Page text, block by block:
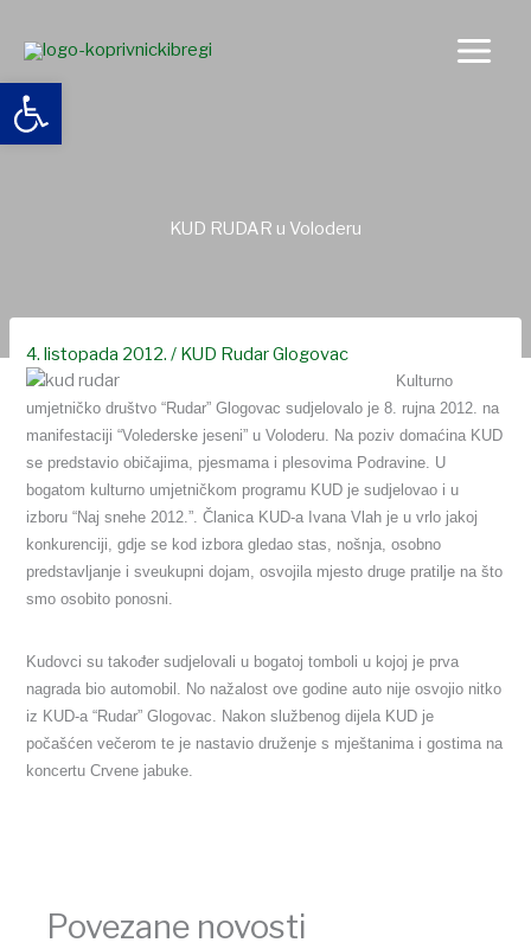
Open toolbar
content
KUD RUDAR u Voloderu
4. listopada 2012./ KUD Rudar Glogovac
Kulturno
umjetničko društvo “Rudar” Glogovac sudjelovalo je8. rujna 2012. na
manifestaciji “Volederske jeseni” u Voloderu. Na poziv domaćina KUD
se predstavio običajima, pjesmama i plesovima Podravine. U
bogatom kulturno umjetničkom programu KUD je sudjelovao i u
izboru “Naj snehe 2012.”. Članica KUD-a Ivana Vlah je u vrlo jakoj
konkurenciji, gdje se kod izbora gledao stas, nošnja, osobno
predstavljanje i sveukupni dojam, osvojila mjesto druge pratilje na što
smo osobito ponosni.
Kudovci su također sudjelovali u bogatoj tomboli u kojoj je prva
nagrada bio automobil. No nažalost ove godine auto nije osvojio nitko
iz KUD-a “Rudar” Glogovac. Nakon službenog dijela KUD je
počašćen večerom te je nastavio druženje s mještanima i gostima na
koncertu Crvene jabuke.
Povezane novosti